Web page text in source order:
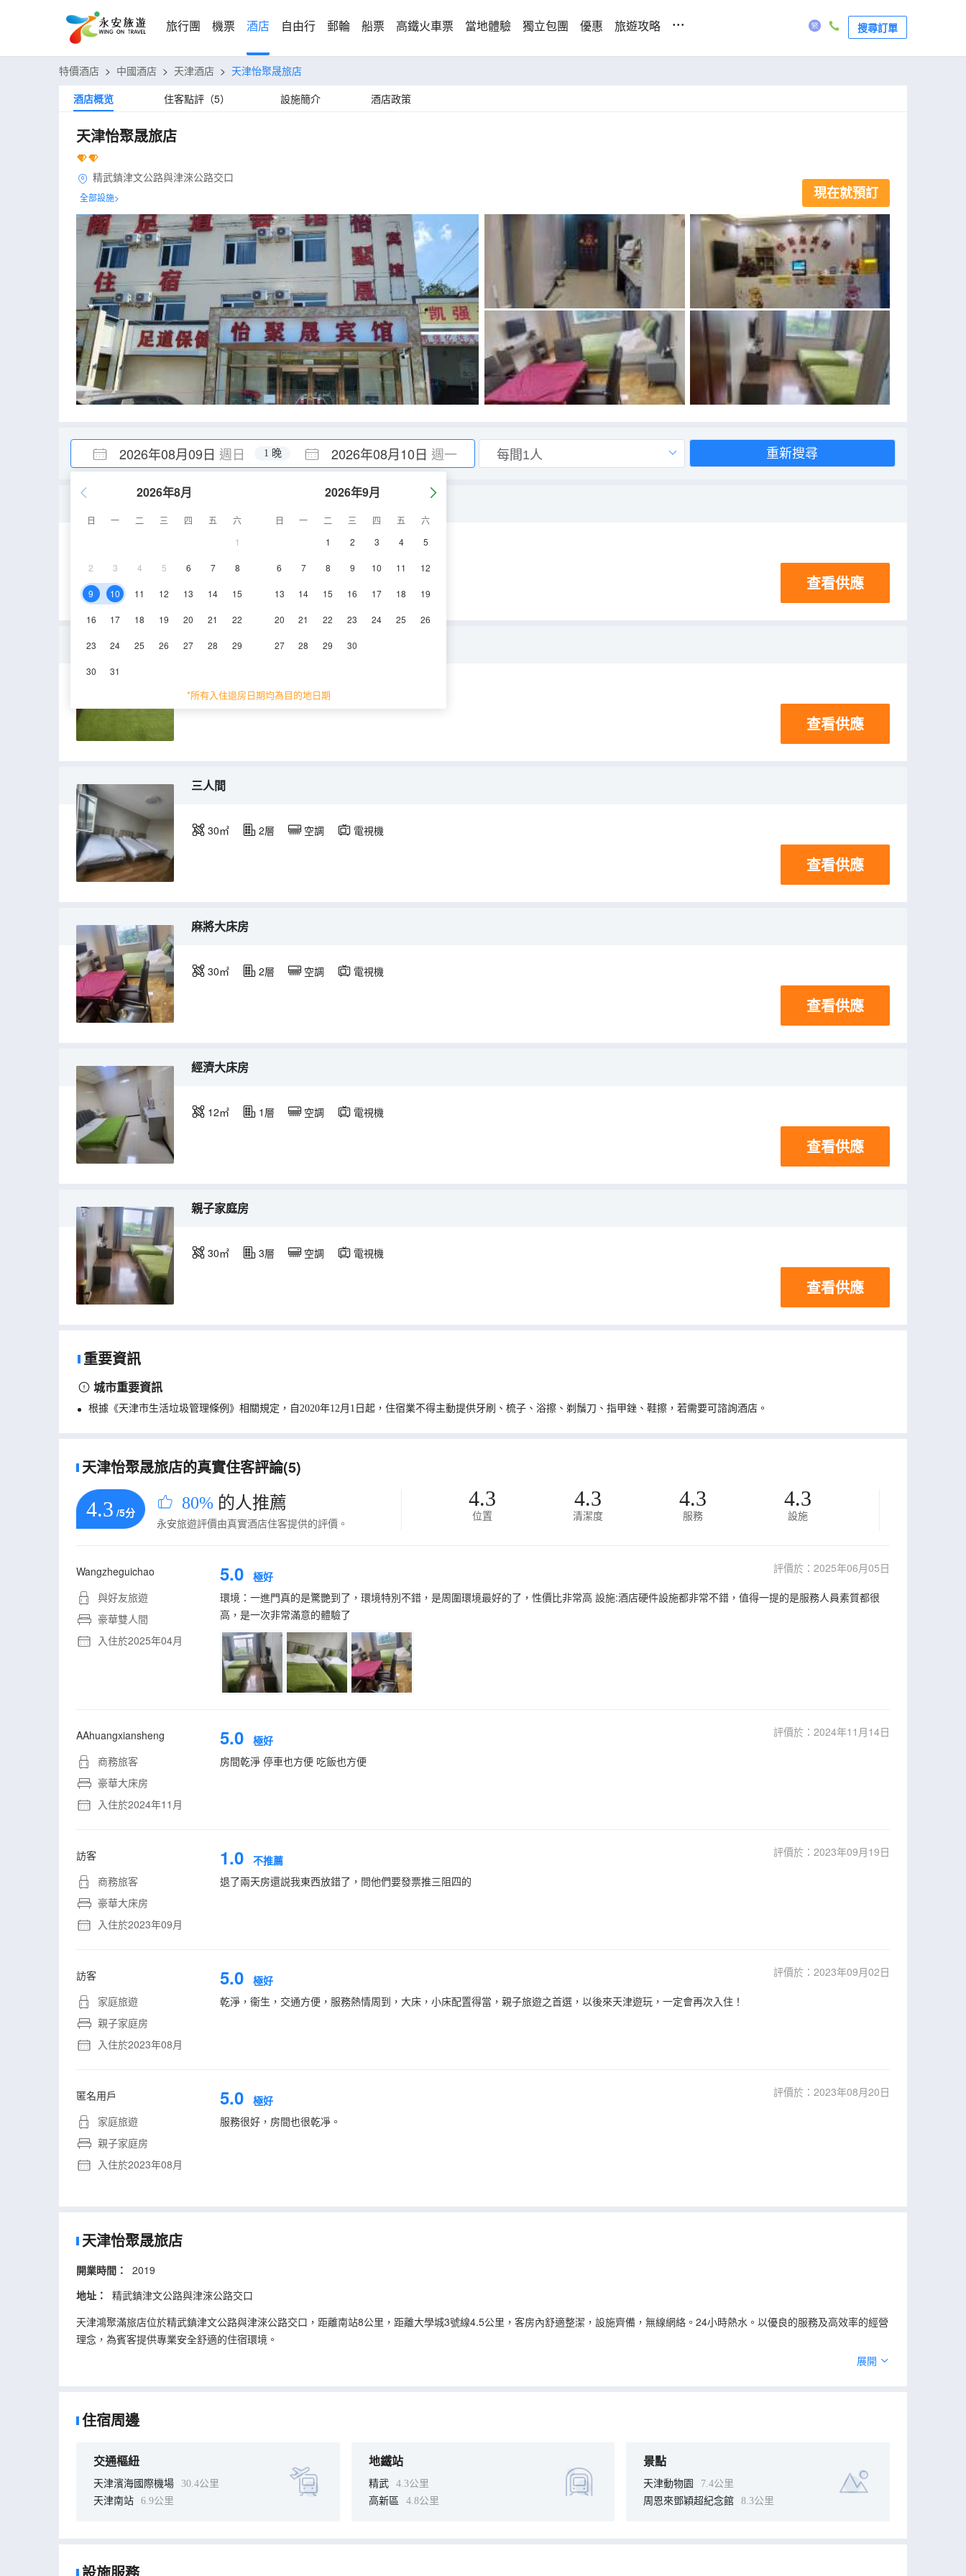
旅行團 機票 酒店 自由行 郵輪 船票 高鐵火車票 當地體驗 獨立包團 優惠 旅遊攻略 ... 搜尋訂單
特價酒店 > 中國酒店 > 天津酒店 > 天津怡聚晟旅店
酒店概览
住客點評（5） 設施簡介 酒店政策
天津怡聚晟旅店
精武鎮津文公路與津淶公路交口
全部設施> 現在就預訂
2026年08月09日 週日 2026年08月10日 週一
1 晚
2026年8月
日 一 二 三 四 五
六
1
2 3 4 5 6 7 8
9 10 11 12 13 14 15
16 17 18 19 20 21 22
23 24 25 26 27 28 29
30 31
2026年9月
日 一 二 三 四 五
六
1
2 3 4 5
6 7 8 9 10 11 12
13 14 15 16 17 18 19
20 21 22 23 24 25 26
27 28 29 30
*所有入住退房日期均為目的地日期
重新搜尋
空調 電視機
查看供應
豪華大床房
20㎡ 2-3層 空調
查看供應
三人間
30㎡ 2層 空調 電視機
查看供應
麻將大床房
30㎡ 2層 空調 電視機
查看供應
經濟大床房
12㎡ 1層 空調 電視機
查看供應
親子家庭房
30㎡ 3層 空調 電視機
查看供應
重要資訊
城市重要資訊
根據《天津市生活垃圾管理條例》相關規定，自2020年12月1日起，住宿業不得主動提供牙刷、梳子、浴擦、剃鬚刀、指甲銼、鞋擦，若需要可諮詢酒店。
天津怡聚晟旅店的真實住客評論(5)
4.3 /5分 80% 的人推薦
永安旅遊評價由真實酒店住客提供的評價。
4.3
位置
4.3
清潔度
4.3
服務
4.3
設施
Wangzheguichao
與好友旅遊
豪華雙人間
入住於2025年04月
5.0 極好
評價於：2025年06月05日
環境：一進門真的是驚艷到了，環境特別不錯，是周圍環境最好的了，性價比非常高 設施:酒店硬件設施都非常不錯，值得一提的是服務人員素質都很
高，是一次非常滿意的體驗了
AAhuangxiansheng
商務旅客
豪華大床房
入住於2024年11月
5.0 極好
評價於：2024年11月14日
房間乾淨 停車也方便 吃飯也方便
訪客
商務旅客
豪華大床房
入住於2023年09月
1.0 不推薦
評價於：2023年09月19日
退了兩天房還説我東西放錯了，問他們要發票推三阻四的
訪客
家庭旅遊
親子家庭房
入住於2023年08月
5.0 極好
評價於：2023年09月02日
乾淨，衞生，交通方便，服務熱情周到，大床，小床配置得當，親子旅遊之首選，以後來天津遊玩，一定會再次入住！
匿名用戶
家庭旅遊
親子家庭房
入住於2023年08月
5.0 極好
評價於：2023年08月20日
服務很好，房間也很乾凈。
天津怡聚晟旅店
開業時間：
2019
地址：
精武鎮津文公路與津淶公路交口
天津鴻聚滿旅店位於精武鎮津文公路與津淶公路交口，距離南站8公里，距離大學城3號線4.5公里，客房內舒適整潔，設施齊備，無線網絡。24小時熱水。以優良的服務及高效率的經營
理念，為賓客提供專業安全舒適的住宿環境。
展開
住宿周邊
交通樞紐
天津濱海國際機場
30.4公里
天津南站
6.9公里
地鐵站
精武
4.3公里
高新區
4.8公里
景點
天津動物園
7.4公里
周恩來鄧穎超紀念館
8.3公里